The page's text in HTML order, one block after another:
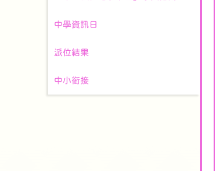
中學資訊日
派位結果
中小銜接